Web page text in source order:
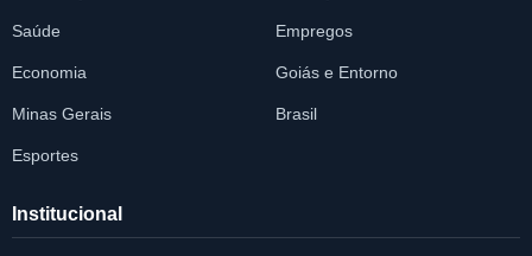
Saúde Empregos
Economia Goiás e Entorno
Minas Gerais Brasil
Esportes
Institucional